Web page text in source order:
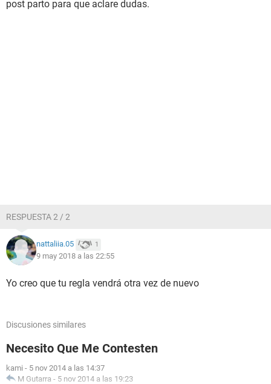
post parto para que aclare dudas.
RESPUESTA 2 / 2
nattaliia.05 1
9 may 2018 a las 22:55
Yo creo que tu regla vendrá otra vez de nuevo
Discusiones similares
Necesito Que Me Contesten
kami - 5 nov 2014 a las 14:37
M Gutarra - 5 nov 2014 a las 19:23